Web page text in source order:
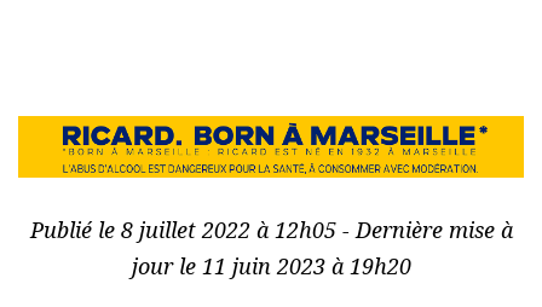
Publié le 8 juillet 2022 à 12h05 - Dernière mise à
jour le 11 juin 2023 à 19h20